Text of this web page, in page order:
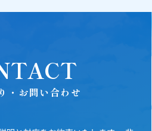
・お問い合わせ